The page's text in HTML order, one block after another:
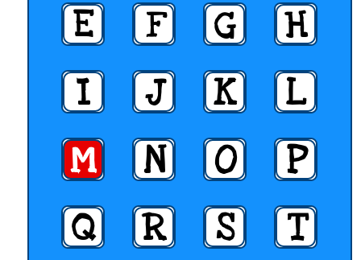
E
F G
H
I
J K
L
M
N O
P
Q
R S
T